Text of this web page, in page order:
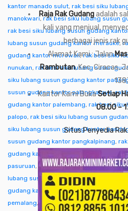
kantor manado sulut, rak besi siku
manokwari,rak besi siku lubang susun
rak besi siku lubang susun gudang
lubang susun gudang kantor merauke,
gudang kantor morowali,rak besi siku
nunukan, rak besi siku lubang susun
siku lubang susun gudang kantor
susun gudang kantor palangkaraya,rak
gudang kantor palembang, rak besi siku
palopo, rak besi siku lubang susun
siku lubang susun gudang kantor
susun gudang kantor pangkalpinang,
gudang kantor pare-pare
rak besi siku
pasuruan, rak besi siku lubang susun
lubang susun gudang kantor pekalongan
gudang kantor pekanbaru,rak besi siku
pemalang, rak besi siku lubang susun
Raja Rak Gudangadalah
kali yang menjual,
berbagai jenis rak
Alamat Kami : Jalan
Rambutan, Kec. Ciracas,
Kantor Kami BukaSetiap
08.00 –
Situs Penyedia